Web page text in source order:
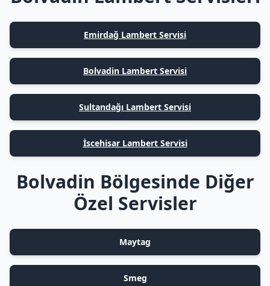
Emirdağ Lambert Servisi
Bolvadin Lambert Servisi
Sultandağı Lambert Servisi
İscehisar Lambert Servisi
Bolvadin Bölgesinde Diğer
Özel Servisler
Maytag
Smeg